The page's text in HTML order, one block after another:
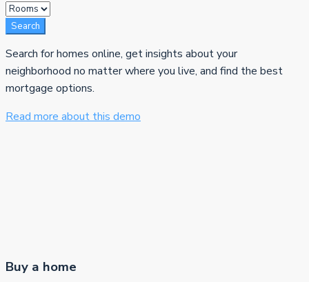
Search
Search for homes online, get insights about your
neighborhood no matter where you live, and find the best
mortgage options.
Read more about this demo
Buy a home